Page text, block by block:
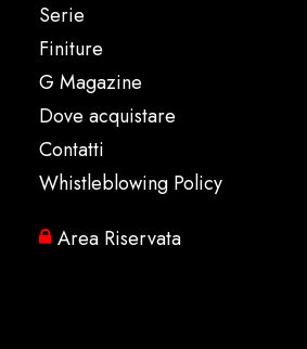
Serie
Finiture
G Magazine
Dove acquistare
Contatti
Whistleblowing Policy
Area Riservata